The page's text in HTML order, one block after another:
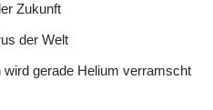
Zukunft
der Welt
gerade Helium verramscht